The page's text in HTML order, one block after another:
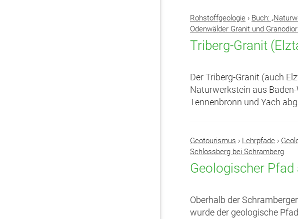
Rohstoffgeologie › Buch:
Odenwälder Granit und
Triberg-Granit
Der Triberg-Granit (auch
Naturwerkstein aus
Tennenbronn und Yach
Geotourismus › Lehrpfade ›
Schlossberg bei Schramberg
Geologischer
Oberhalb der
wurde der geologische